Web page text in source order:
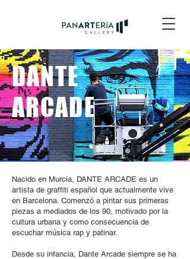
DANTE
ARCADE
Nacido en Murcia, DANTE ARCADE es un
artista de graffiti español que actualmente vive
en Barcelona. Comenzó a pintar sus primeras
piezas a mediados de los 90, motivado por la
cultura urbana y como consecuencia de
escuchar música rap y patinar.
Desde su infancia, Dante Arcade siempre se ha